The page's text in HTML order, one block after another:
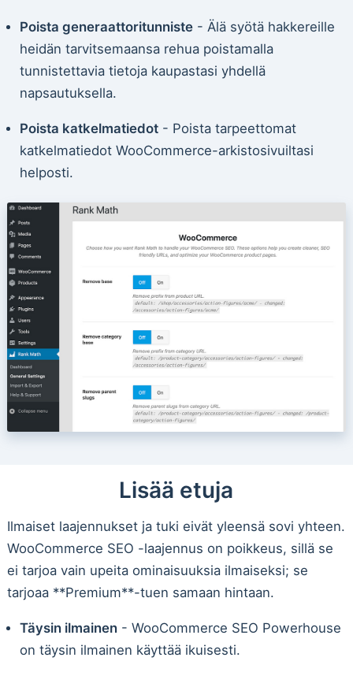
Poista generaattoritunniste- Älä syötä hakkereille
heidän tarvitsemaansa rehua poistamalla
tunnistettavia tietoja kaupastasi yhdellä
napsautuksella.
Poista katkelmatiedot- Poista tarpeettomat
katkelmatiedot WooCommerce-arkistosivuiltasi
helposti.
Lisää etuja
Ilmaiset laajennukset ja tuki eivät yleensä sovi yhteen.
WooCommerce SEO -laajennus on poikkeus, sillä se
ei tarjoa vain upeita ominaisuuksia ilmaiseksi; se
tarjoaa **Premium**-tuen samaan hintaan.
Täysin ilmainen- WooCommerce SEO Powerhouse
on täysin ilmainen käyttää ikuisesti.